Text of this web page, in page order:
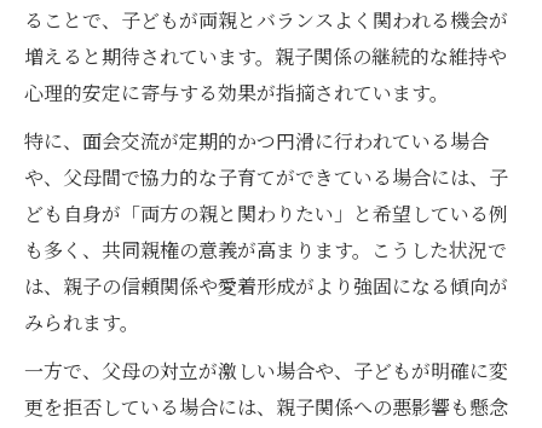
ることで、子どもが両親とバランスよく関われる機会が
増えると期待されています。親子関係の継続的な維持や
心理的安定に寄与する効果が指摘されています。
特に、面会交流が定期的かつ円滑に行われている場合
や、父母間で協力的な子育てができている場合には、子
ども自身が「両方の親と関わりたい」と希望している例
も多く、共同親権の意義が高まります。こうした状況で
は、親子の信頼関係や愛着形成がより強固になる傾向が
みられます。
一方で、父母の対立が激しい場合や、子どもが明確に変
更を拒否している場合には、親子関係への悪影響も懸念